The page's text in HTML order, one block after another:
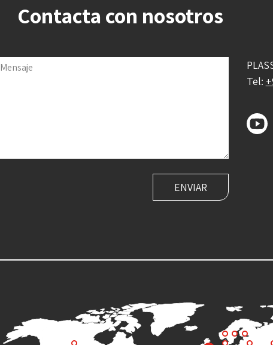
Contacta con nosotros
Mensaje
Tel: